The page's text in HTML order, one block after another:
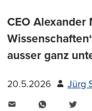
CEO Alexander
ausser ganz
20.5.2026 Jürg
WhatsApp